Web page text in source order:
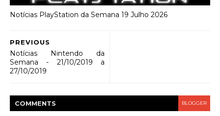
Notícias PlayStation da Semana 19 Julho 2026
PREVIOUS
Notícias Nintendo da
Semana - 21/10/2019 a
27/10/2019
COMMENTS BLOGGER